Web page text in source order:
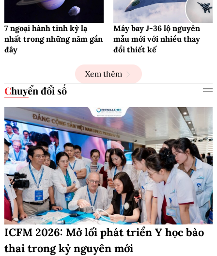
7 ngoại hành tinh kỳ lạ
nhất trong những năm gần
đây
Máy bay J-36 lộ nguyên
mẫu mới với nhiều thay
đổi thiết kế
Xem thêm
Chuyển đổi số
ICFM 2026: Mở lối phát triển Y học bào
thai trong kỷ nguyên mới